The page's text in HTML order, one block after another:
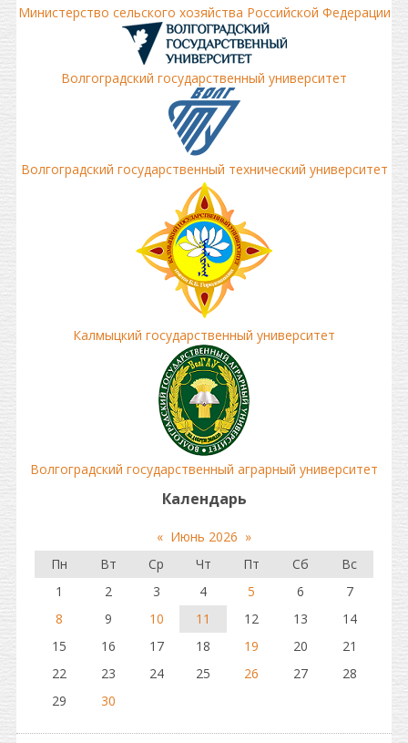
Министерство сельского хозяйства Российской Федерации
Волгоградский государственный университет
Волгоградский государственный технический университет
Калмыцкий государственный университет
Волгоградский государственный аграрный университет
Календарь
« Июнь 2026 »
Пн
Вт Ср Чт Пт Сб
Вс
1
2 3 4 5 6
7
8
9 10 11 12 13
14
15
16 17 18 19 20
21
22
23 24 25 26 27
28
29
30